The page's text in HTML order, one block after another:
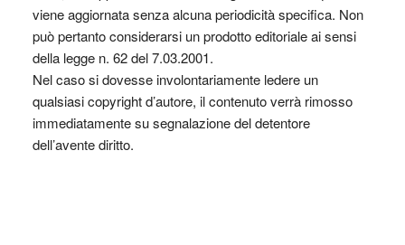
viene aggiornata senza alcuna periodicità specifica. Non
può pertanto considerarsi un prodotto editoriale ai sensi
della legge n. 62 del 7.03.2001.
Nel caso si dovesse involontariamente ledere un
qualsiasi copyright d’autore, il contenuto verrà rimosso
immediatamente su segnalazione del detentore
dell’avente diritto.